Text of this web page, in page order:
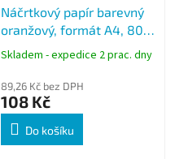
Náčrtkový papír barevný
oranžový, formát A4, 80g,
100 listů
Skladem - expedice 2 prac. dny
89,26 Kč bez DPH
108 Kč
Do košíku